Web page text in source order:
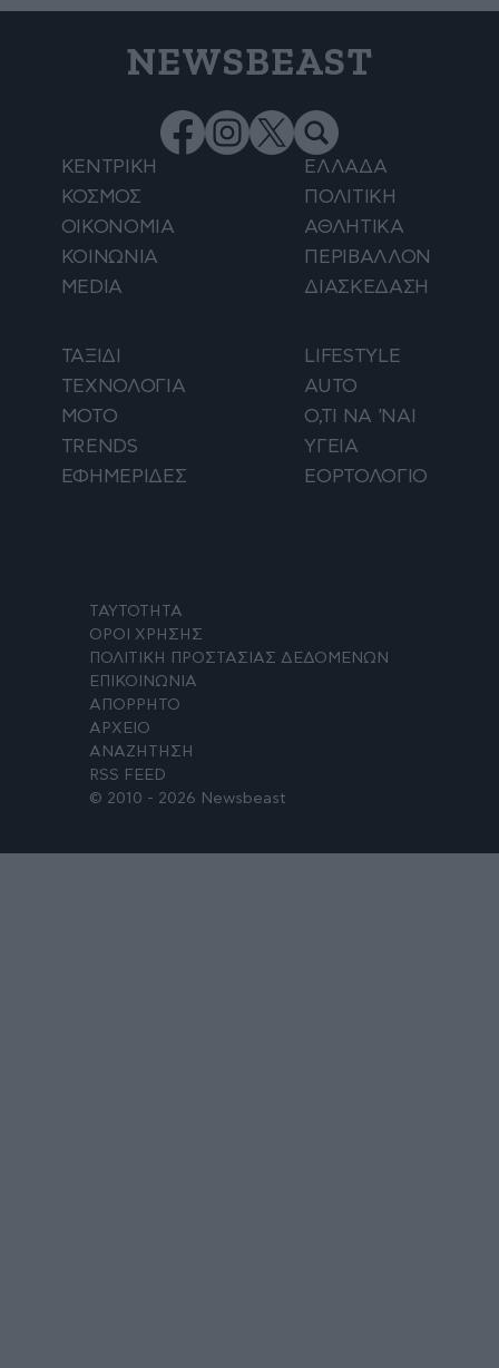
NEWSBEAST
ΚΕΝΤΡΙΚΗ
ΕΛΛΑΔΑ
ΚΟΣΜΟΣ
ΠΟΛΙΤΙΚΗ
ΟΙΚΟΝΟΜΙΑ
ΑΘΛΗΤΙΚΑ
ΚΟΙΝΩΝΙΑ
ΠΕΡΙΒΑΛΛΟΝ
MEDIA
ΔΙΑΣΚΕΔΑΣΗ
ΤΑΞΙΔΙ
LIFESTYLE
ΤΕΧΝΟΛΟΓΙΑ
AUTO
ΜΟΤΟ
Ο,ΤΙ ΝΑ 'ΝΑΙ
TRENDS
ΥΓΕΙΑ
ΕΦΗΜΕΡΙΔΕΣ
ΕΟΡΤΟΛΟΓΙΟ
ΤΑΥΤΟΤΗΤΑ
ΟΡΟΙ ΧΡΗΣΗΣ
ΠΟΛΙΤΙΚΗ ΠΡΟΣΤΑΣΙΑΣ ΔΕΔΟΜΕΝΩΝ
ΕΠΙΚΟΙΝΩΝΙΑ
ΑΠΟΡΡΗΤΟ
ΑΡΧΕΙΟ
ΑΝΑΖΗΤΗΣΗ
RSS FEED
© 2010 - 2026 Newsbeast